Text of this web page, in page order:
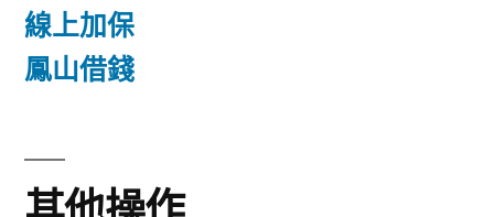
線上加保
鳳山借錢